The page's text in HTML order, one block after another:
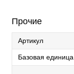
Прочие
Артикул
Базовая единица